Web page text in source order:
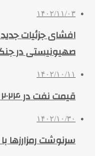
۱۴۰۲/۱۱/۰۳
افشای جزئیات
صهیونیستی در
۱۴۰۲/۱۰/۱۱
قیمت نفت در ۲۰۲۴ سقوط کرد
۱۴۰۲/۱۰/۳۰
سرنوشت رمزارزها